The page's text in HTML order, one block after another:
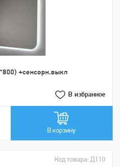
+сенсорн.выкл
В избранное
В корзину
Код товара: Д110